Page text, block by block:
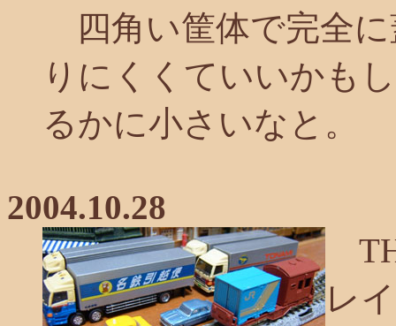
四角い筐体で完全
りにくくていいかも
るかに小さいなと。
2004.10.28
レ